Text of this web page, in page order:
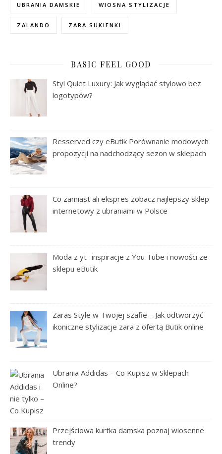
UBRANIA DAMSKIE WIOSNA STYLIZACJE
ZALANDO ZARA SUKIENKI
BASIC FEEL GOOD
Styl Quiet Luxury: Jak wyglądać stylowo bez
logotypów?
Resserved czy eButik Porównanie modowych
propozycji na nadchodzący sezon w sklepach
Co zamiast ali ekspres zobacz najlepszy sklep
internetowy z ubraniami w Polsce
Moda z yt- inspiracje z You Tube i nowości ze
sklepu eButik
Zaras Style w Twojej szafie – Jak odtworzyć
ikoniczne stylizacje zara z ofertą Butik online
Ubrania Addidas – Co Kupisz w Sklepach
Online?
Przejściowa kurtka damska poznaj wiosenne
trendy